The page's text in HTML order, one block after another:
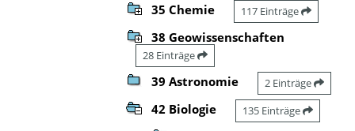
35 Chemie 117 Einträge
38 Geowissenschaften
28 Einträge
39 Astronomie 2 Einträge
42 Biologie 135 Einträge